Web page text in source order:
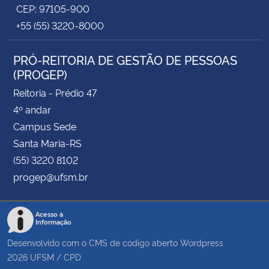
CEP: 97105-900
+55 (55) 3220-8000
PRÓ-REITORIA DE GESTÃO DE PESSOAS
(PROGEP)
Reitoria - Prédio 47
4º andar
Campus Sede
Santa Maria-RS
(55) 3220 8102
progep@ufsm.br
Acesso à
Informação
Desenvolvido com o CMS de código aberto Wordpress
2026 UFSM / CPD